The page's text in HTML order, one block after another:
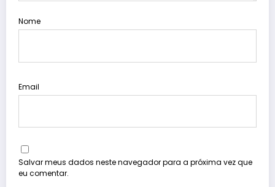
Nome
Email
Salvar meus dados neste navegador para a próxima vez que
eu comentar.